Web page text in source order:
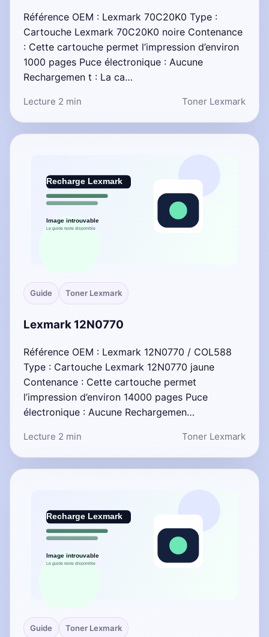
Référence OEM : Lexmark 70C20K0 Type :
Cartouche Lexmark 70C20K0 noire Contenance
: Cette cartouche permet l’impression d’environ
1000 pages Puce électronique : Aucune
Rechargemen t : La ca…
Lecture 2 min Toner Lexmark
Guide Toner Lexmark
Lexmark 12N0770
Référence OEM : Lexmark 12N0770 / COL588
Type : Cartouche Lexmark 12N0770 jaune
Contenance : Cette cartouche permet
l’impression d’environ 14000 pages Puce
électronique : Aucune Rechargemen…
Lecture 2 min Toner Lexmark
Guide Toner Lexmark